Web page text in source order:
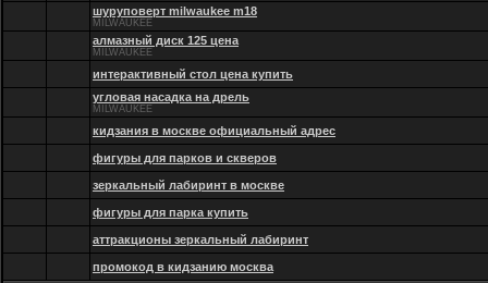
шуруповерт milwaukee m18
MILWAUKEE
алмазный диск 125 цена
MILWAUKEE
интерактивный стол цена купить
угловая насадка на дрель
MILWAUKEE
кидзания в москве официальный адрес
фигуры для парков и скверов
зеркальный лабиринт в москве
фигуры для парка купить
аттракционы зеркальный лабиринт
промокод в кидзанию москва